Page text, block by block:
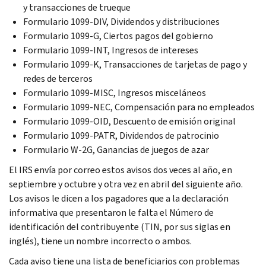
y transacciones de trueque
Formulario 1099-DIV, Dividendos y distribuciones
Formulario 1099-G, Ciertos pagos del gobierno
Formulario 1099-INT, Ingresos de intereses
Formulario 1099-K, Transacciones de tarjetas de pago y
redes de terceros
Formulario 1099-MISC, Ingresos misceláneos
Formulario 1099-NEC, Compensación para no empleados
Formulario 1099-OID, Descuento de emisión original
Formulario 1099-PATR, Dividendos de patrocinio
Formulario W-2G, Ganancias de juegos de azar
El IRS envía por correo estos avisos dos veces al año, en
septiembre y octubre y otra vez en abril del siguiente año.
Los avisos le dicen a los pagadores que a la declaración
informativa que presentaron le falta el Número de
identificación del contribuyente (TIN, por sus siglas en
inglés), tiene un nombre incorrecto o ambos.
Cada aviso tiene una lista de beneficiarios con problemas